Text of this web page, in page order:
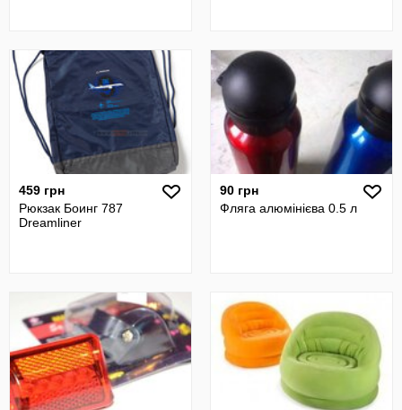
459 грн
Рюкзак Боинг 787
Dreamliner
90 грн
Фляга алюмінієва 0.5 л